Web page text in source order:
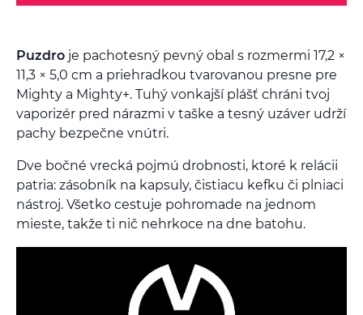
Puzdro je pachotesný pevný obal s rozmermi 17,2 ×
11,3 × 5,0 cm a priehradkou tvarovanou presne pre
Mighty a Mighty+. Tuhý vonkajší plášť chráni tvoj
vaporizér pred nárazmi v taške a tesný uzáver udrží
pachy bezpečne vnútri.
Dve bočné vrecká pojmú drobnosti, ktoré k relácii
patria: zásobník na kapsuly, čistiacu kefku či plniaci
nástroj. Všetko cestuje pohromade na jednom
mieste, takže ti nič nehrkoce na dne batohu.